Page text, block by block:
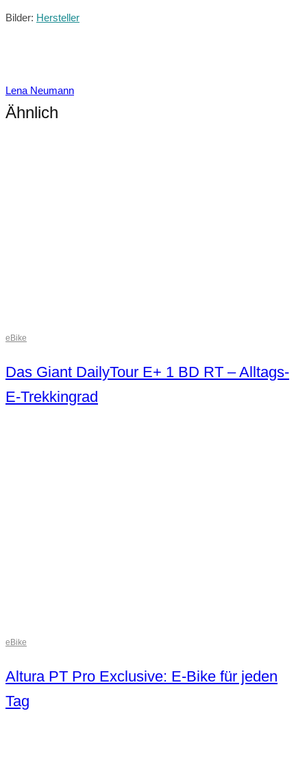
Bilder: Hersteller
Lena Neumann
Ähnlich
eBike
Das Giant DailyTour E+ 1 BD RT – Alltags-
E-Trekkingrad
eBike
Altura PT Pro Exclusive: E-Bike für jeden
Tag